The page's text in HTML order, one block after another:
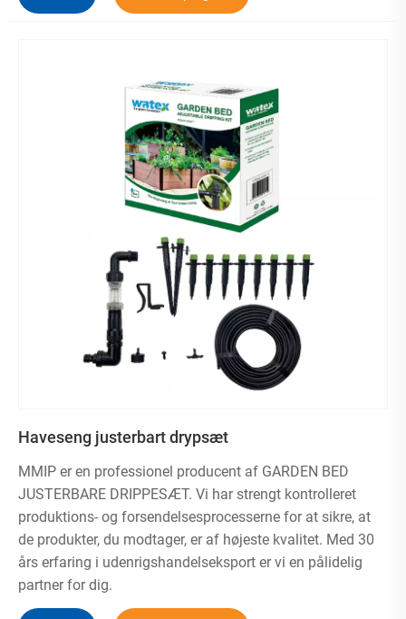
4.Vandbesparelse: Ved at levere vand direkte til
planternes rødder kan mikrovanding reducere
vandforbruget med op til 50 % sammenlignet med
traditionelle kunstvandingssystemer.
Samlet set er mikrovanding en effektiv og effektiv måde
at vande dine planter og samtidig spare på vandet. Det er
en fantastisk mulighed for husejere, der ønsker at bevare
et sundt landskab og samtidig reducere deres
Haveseng justerbart drypsæt
MMIP er en professionel producent af GARDEN BED
JUSTERBARE DRIPPESÆT. Vi har strengt kontrolleret
produktions- og forsendelsesprocesserne for at sikre, at
de produkter, du modtager, er af højeste kvalitet. Med 30
års erfaring i udenrigshandelseksport er vi en pålidelig
partner for dig.